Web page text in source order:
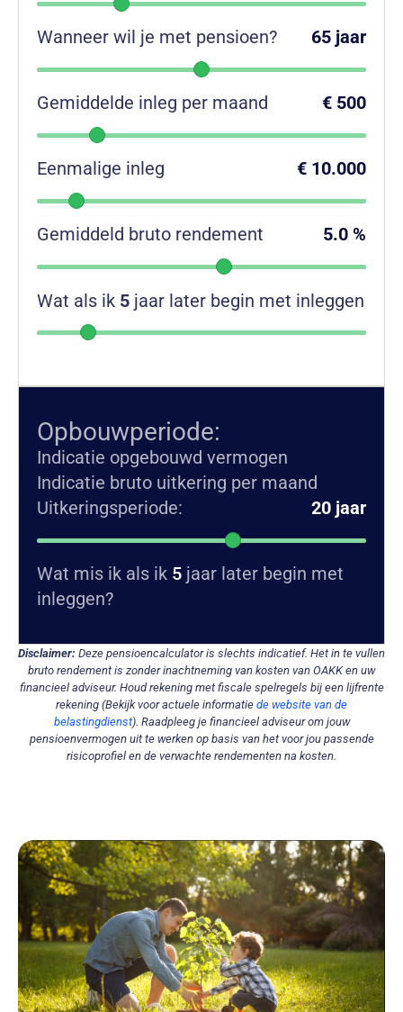
Wanneer wil je met pensioen? 65 jaar
Gemiddelde inleg per maand € 500
Eenmalige inleg € 10.000
Gemiddeld bruto rendement 5.0 %
Wat als ik 5 jaar later begin met inleggen
Opbouwperiode:
Indicatie opgebouwd vermogen
Indicatie bruto uitkering per maand
Uitkeringsperiode:
20 jaar
Wat mis ik als ik 5 jaar later begin met
inleggen?
Disclaimer: Deze pensioencalculator is slechts indicatief. Het in te vullen
bruto rendement is zonder inachtneming van kosten van OAKK en uw
financieel adviseur. Houd rekening met fiscale spelregels bij een lijfrente
rekening (Bekijk voor actuele informatie de website van de
belastingdienst). Raadpleeg je financieel adviseur om jouw
pensioenvermogen uit te werken op basis van het voor jou passende
risicoprofiel en de verwachte rendementen na kosten.